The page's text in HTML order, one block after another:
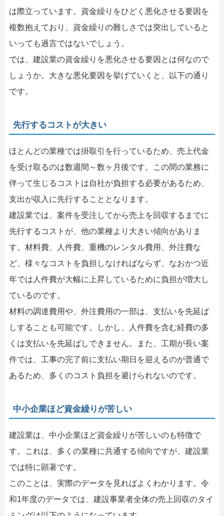
は際立っています。資金繰りをひどく悪化させる要因を
複数抱えており、資金繰りの難しさでは突出していると
いっても過言ではないでしょう。
では、建設業の資金繰りを悪化させる要因とは何なので
しょうか。大きな悪化要因を挙げていくと、以下の通り
です。
先行するコストが大きい
ほとんどの業種では掛取引を行っているため、売上代金
を受け取るのは数週間～数ヶ月後です。この間の業務に
伴って生じるコストは自社が負担する必要があるため、
支出が収入に先行することとなります。
建設業では、案件を受注してから売上を回収するまでに
先行するコストが、他の業種より大きい傾向がありま
す。材料費、人件費、重機のレンタル費用、外注費な
ど、様々なコストを負担しなければならず、なおかつ近
年では人件費が大幅に上昇しているために負担が増大し
ているのです。
材料の調達費用や、外注費用の一部は、支払いを先延ば
しすることも可能です。しかし、人件費を含む経費の多
くは支払いを先延ばしできません。また、工期が長い案
件では、工事の完了前に支払い期日を迎えるのが普通で
あるため、多くのコスト負担を避けられないのです。
中小企業ほど資金繰りが苦しい
建設業は、中小企業ほど資金繰りが苦しいのも特徴で
す。これは、多くの業種に共通する傾向ですが、建設業
では特に顕著です。
このことは、実際のデータを見ればよくわかります。令
和1年度のデータでは、建設事業者全体の売上回収のタイ